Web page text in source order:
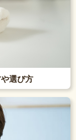
選び方